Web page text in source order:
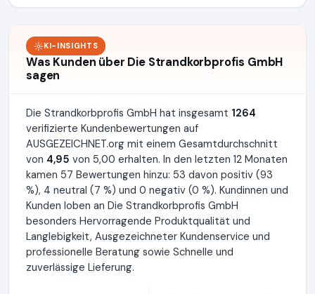
KI-INSIGHTS
Was Kunden über Die Strandkorbprofis GmbH
sagen
Die Strandkorbprofis GmbH hat insgesamt 1264
verifizierte Kundenbewertungen auf
AUSGEZEICHNET.org mit einem Gesamtdurchschnitt
von 4,95 von 5,00 erhalten. In den letzten 12 Monaten
kamen 57 Bewertungen hinzu: 53 davon positiv (93
%), 4 neutral (7 %) und 0 negativ (0 %). Kundinnen und
Kunden loben an Die Strandkorbprofis GmbH
besonders Hervorragende Produktqualität und
Langlebigkeit, Ausgezeichneter Kundenservice und
professionelle Beratung sowie Schnelle und
zuverlässige Lieferung.